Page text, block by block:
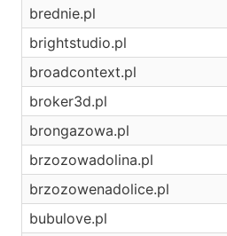
brednie.pl
brightstudio.pl
broadcontext.pl
broker3d.pl
brongazowa.pl
brzozowadolina.pl
brzozowenadolice.pl
bubulove.pl